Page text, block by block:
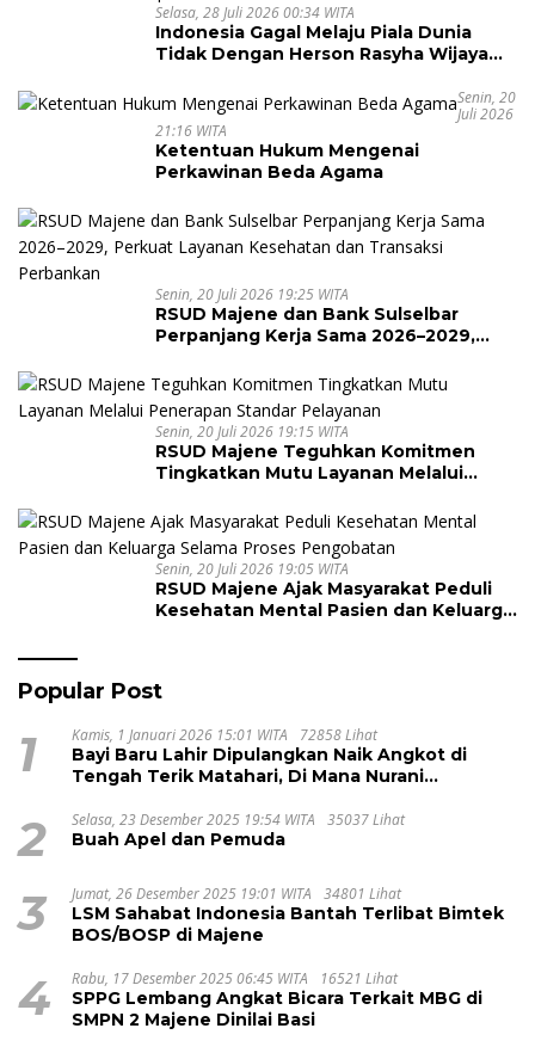
Selasa, 28 Juli 2026 00:34 WITA
Indonesia Gagal Melaju Piala Dunia
Tidak Dengan Herson Rasyha Wijaya
Arithmetic International Competition
Senin, 20
Juli 2026
21:16 WITA
Ketentuan Hukum Mengenai
Perkawinan Beda Agama
Senin, 20 Juli 2026 19:25 WITA
RSUD Majene dan Bank Sulselbar
Perpanjang Kerja Sama 2026–2029,
Transaksi Perbankan
Senin, 20 Juli 2026 19:15 WITA
RSUD Majene Teguhkan Komitmen
Tingkatkan Mutu Layanan Melalui
Senin, 20 Juli 2026 19:05 WITA
RSUD Majene Ajak Masyarakat Peduli
Kesehatan Mental Pasien dan Keluarga
Popular Post
1 Kamis, 1 Januari 2026 15:01 WITA 72858 Lihat
Bayi Baru Lahir Dipulangkan Naik Angkot di
Tengah Terik Matahari, Di Mana Nurani
2 Selasa, 23 Desember 2025 19:54 WITA 35037 Lihat
Buah Apel dan Pemuda
3 Jumat, 26 Desember 2025 19:01 WITA 34801 Lihat
LSM Sahabat Indonesia Bantah Terlibat Bimtek
BOS/BOSP di Majene
4 Rabu, 17 Desember 2025 06:45 WITA 16521 Lihat
SPPG Lembang Angkat Bicara Terkait MBG di
SMPN 2 Majene Dinilai Basi